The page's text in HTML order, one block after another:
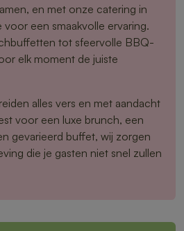
en met onze catering in
voor een smaakvolle ervaring.
tot sfeervolle BBQ-
elk moment de juiste
alles vers en met aandacht
voor een luxe brunch, een
gevarieerd buffet, wij zorgen
die je gasten niet snel zullen